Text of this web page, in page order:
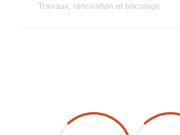
Travaux, rénovation et bricolage